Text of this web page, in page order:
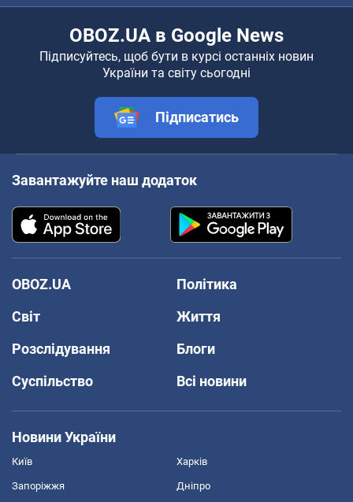
OBOZ.UA в Google News
Підписуйтесь, щоб бути в курсі останніх новин
України та світу сьогодні
Підписатись
Завантажуйте наш додаток
OBOZ.UA
Політика
Світ
Життя
Розслідування
Блоги
Суспільство
Всі новини
Новини України
Київ Харків
Запоріжжя Дніпро